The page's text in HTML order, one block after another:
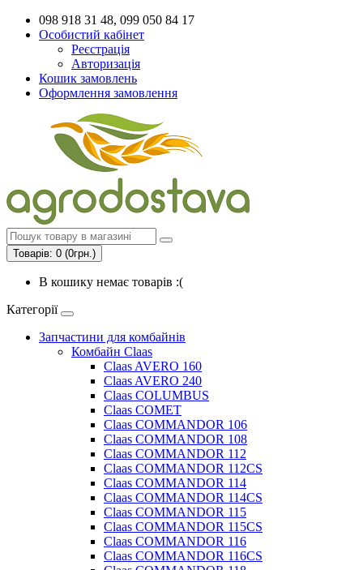
098 918 31 48, 099 050 84 17
Особистий кабінет
Реєстрація
Авторизація
Кошик замовлень
Оформлення замовлення
Товарів: 0 (0грн.)
В кошику немає товарів :(
Категорії
Запчастини для комбайнів
Комбайн Claas
Claas AVERO 160
Claas AVERO 240
Claas COLUMBUS
Claas COMET
Claas COMMANDOR 106
Claas COMMANDOR 108
Claas COMMANDOR 112
Claas COMMANDOR 112CS
Claas COMMANDOR 114
Claas COMMANDOR 114CS
Claas COMMANDOR 115
Claas COMMANDOR 115CS
Claas COMMANDOR 116
Claas COMMANDOR 116CS